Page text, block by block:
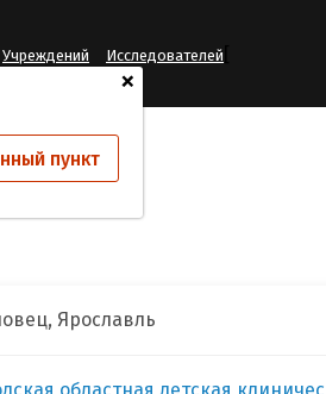
+
пункт
Учреждений Исследователей
Ярославль